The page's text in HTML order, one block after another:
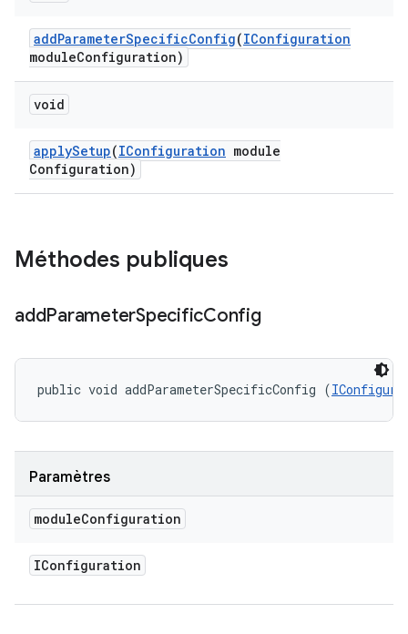
addParameterSpecificConfig(IConfiguration
moduleConfiguration)
void
applySetup(IConfiguration module
Configuration)
Méthodes publiques
addParameterSpecificConfig
public void addParameterSpecificConfig (
Paramètres
moduleConfiguration
IConfiguration